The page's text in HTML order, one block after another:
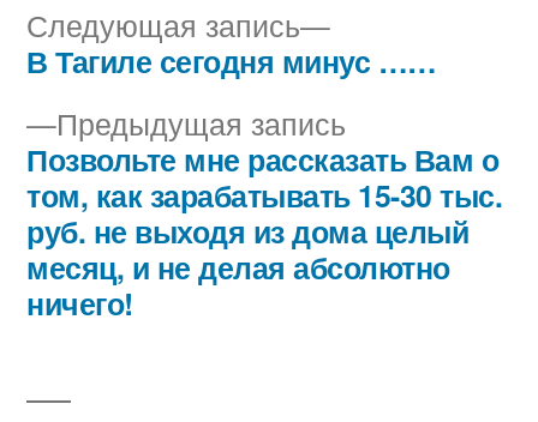
Навигация
по
записям
Предыдущая запись
запись:
Позвольте мне рассказать Вам о
том, как зарабатывать 15-30 тыс.
руб. не выходя из дома целый
месяц, и не делая абсолютно
ничего!
Следующая запись
Следующая
запись:
В Тагиле сегодня минус ……